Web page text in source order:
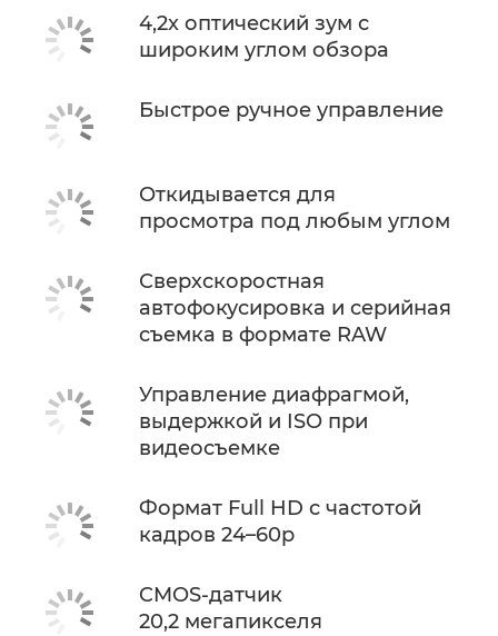
4,2x оптический зум с
широким углом обзора
Быстрое ручное управление
Откидывается для
просмотра под любым углом
Сверхскоростная
автофокусировка и серийная
съемка в формате RAW
Управление диафрагмой,
выдержкой и ISO при
видеосъемке
Формат Full HD с частотой
кадров 24–60p
CMOS-датчик
20,2 мегапикселя